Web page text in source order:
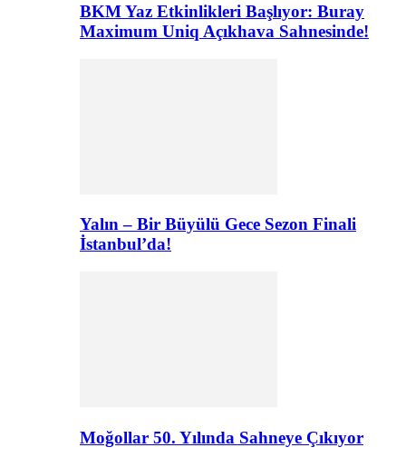
BKM Yaz Etkinlikleri Başlıyor: Buray
Maximum Uniq Açıkhava Sahnesinde!
Yalın – Bir Büyülü Gece Sezon Finali
İstanbul’da!
Moğollar 50. Yılında Sahneye Çıkıyor